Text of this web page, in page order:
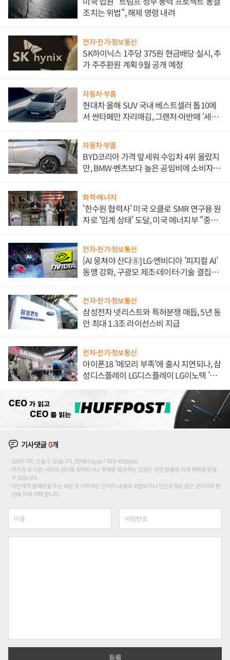
조치는 위법", 해제 명령 내려
전자·전기·정보통신
SK하이닉스 1주당 375원 현금배당 실시, 추
가 주주환원 계획 9월 공개 예정
자동차·부품
현대차 올해 SUV 국내 베스트셀러 톱10에
서 싼타페만 자리매김, 그랜저·아반떼 '세단
자동차·부품
BYD코리아 가격 앞세워 수입차 4위 올랐지
만, BMW·벤츠보다 높은 공임비에 소비자
화학·에너지
'한수원 협력사' 미국 오클로 SMR 연구용 원
자로 '임계 상태' 도달, 미국 에너지부 "중요
전자·전기·정보통신
[AI 뭉쳐야 산다⑧] LG·엔비디아 '피지컬 AI'
동맹 강화, 구광모 제조·데이터·기술 결집
전자·전기·정보통신
삼성전자 넷리스트와 특허분쟁 매듭, 5년 동
안 최대 1.3조 라이선스비 지급
전자·전기·정보통신
아이폰18 '메모리 부족'에 출시 지연되나, 삼
성디스플레이 LG디스플레이 LG이노텍 '탈
기사댓글0개
200자까지 쓰실 수 있습니다. (현재 0 byte / 최대 400byte)
저작권 등 다른 사람의 권리를 침해하거나 명예를 훼손하는 댓글은 관련 법률에 의해 제재를 받을
수 있습니다.
타인에게 불쾌감을 주는 욕설 등 비하하는 단어가 내용에 포함되거나 인신공격성 글은 관리자의 판
단에 의해 삭제 합니다.